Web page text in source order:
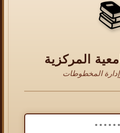
المركزية
المخطوطات